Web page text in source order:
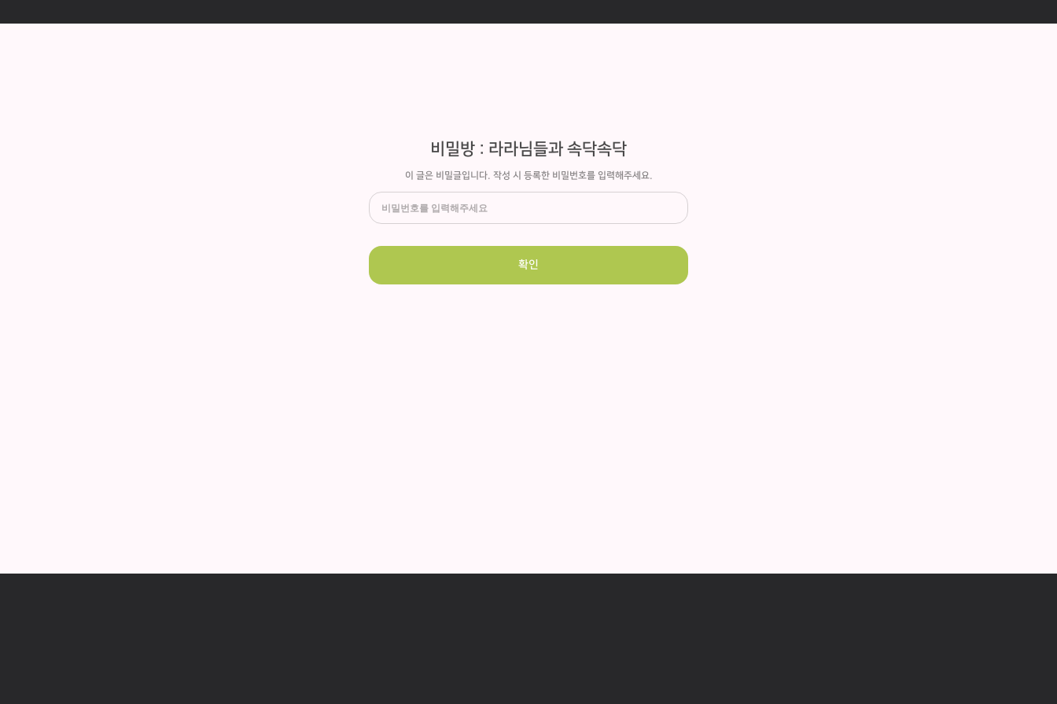
비밀방 : 라라님들과 속닥속닥
이 글은 비밀글입니다. 작성 시 등록한 비밀번호를 입력해주세요.
확인